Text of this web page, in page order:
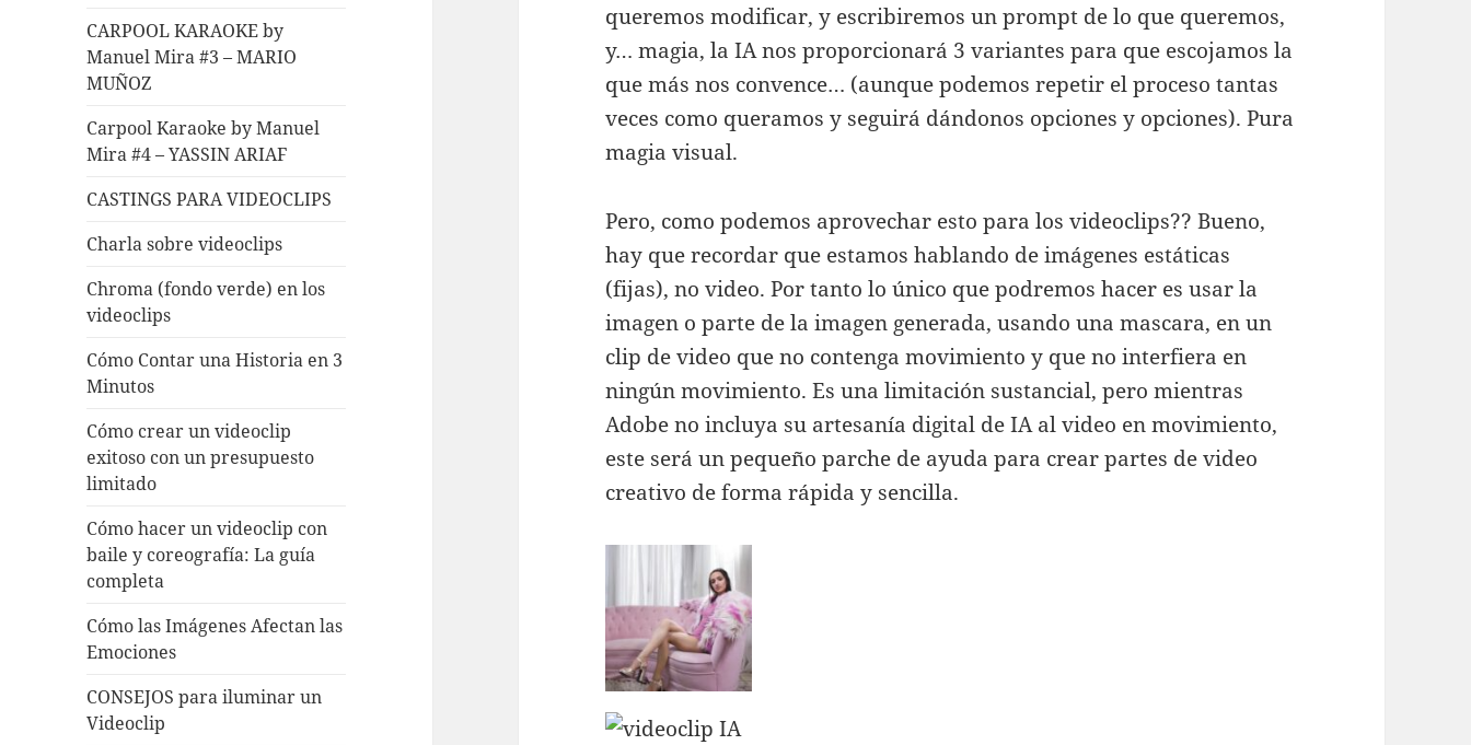
CARPOOL KARAOKE by
Manuel Mira #3 – MARIO
MUÑOZ
Carpool Karaoke by Manuel
Mira #4 – YASSIN ARIAF
CASTINGS PARA VIDEOCLIPS
Charla sobre videoclips
Chroma (fondo verde) en los
videoclips
Cómo Contar una Historia en 3
Minutos
Cómo crear un videoclip
exitoso con un presupuesto
limitado
Cómo hacer un videoclip con
baile y coreografía: La guía
completa
Cómo las Imágenes Afectan las
Emociones
CONSEJOS para iluminar un
Videoclip
queremos modificar, y escribiremos un prompt de lo que queremos,
y… magia, la IA nos proporcionará 3 variantes para que escojamos la
que más nos convence… (aunque podemos repetir el proceso tantas
veces como queramos y seguirá dándonos opciones y opciones). Pura
magia visual.
Pero, como podemos aprovechar esto para los videoclips?? Bueno,
hay que recordar que estamos hablando de imágenes estáticas
(fijas), no video. Por tanto lo único que podremos hacer es usar la
imagen o parte de la imagen generada, usando una mascara, en un
clip de video que no contenga movimiento y que no interfiera en
ningún movimiento. Es una limitación sustancial, pero mientras
Adobe no incluya su artesanía digital de IA al video en movimiento,
este será un pequeño parche de ayuda para crear partes de video
creativo de forma rápida y sencilla.